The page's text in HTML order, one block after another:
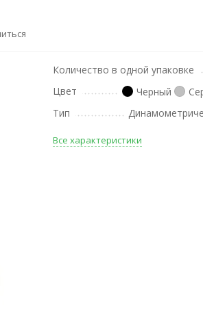
Количество в одной упаковке
Цвет
Черный
Тип
Все характеристики